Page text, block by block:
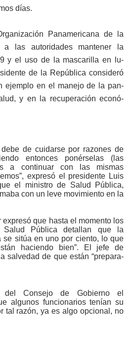
días.
Panamericana de la
a las autoridades mantener la
y el uso de la mascarilla en lu­
de la República consideró
ejem­plo en el manejo de la pan­
y en la recuperación econó­
de cuidarse por razones de
entonces ponérselas (las
a continuar con las mis­mas
expresó el pre­sidente Luis
el ministro de Salud Pública,
con un leve movimiento en la
expresó que hasta el mo­mento los
Salud Pública deta­llan que la
se sitúa en uno por ciento, lo que
hacien­do bien”. El jefe de
salvedad de que están “prepara­
del Consejo de Gobierno el
al­gunos funcionarios tenían su
tal razón, ya es algo opcio­nal, no